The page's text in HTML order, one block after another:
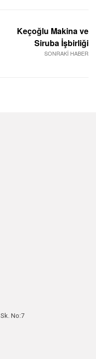
SONRAKİ HABER
Keçoğlu Makina ve
Siruba İşbirliği
No:7